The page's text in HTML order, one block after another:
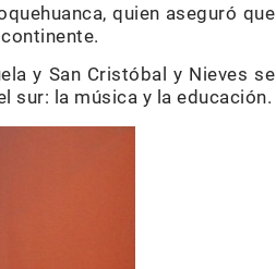
quien aseguró que
y San Cristóbal y Nieves se
sur: la música y la educación.